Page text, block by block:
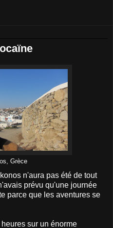
Grèce
n'aura pas été de tout
prévu qu'une journée
parce que les aventures se
heures sur un énorme